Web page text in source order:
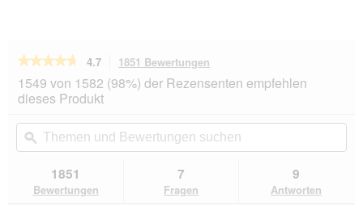
★★★★★
★★★★★
von
5
lesen
für
So
gut
4.7 1851 Bewertungen
dieser
Aktion
du
zu
den
1549 von 1582 (98%) der Rezensenten empfehlen
dieses Produkt
Themen
und
Bewertungen
ϙ
1851
Bewertungen
7
Fragen
9
Antworten